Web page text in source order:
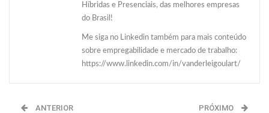
Híbridas e Presenciais, das melhores empresas
do Brasil!
Me siga no Linkedin também para mais conteúdo
sobre empregabilidade e mercado de trabalho:
https://www.linkedin.com/in/vanderleigoulart/
ANTERIOR PRÓXIMO